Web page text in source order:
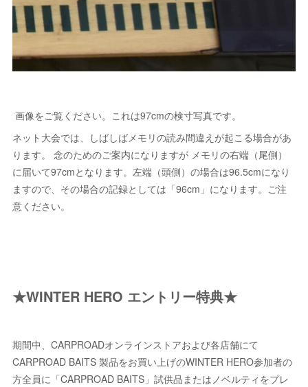
画像をご覧ください。これは97cmの検寸写真です。
ネット大会では、しばしばメモリの読み間違えが起こる場合があ
ります。 念のためのご案内になりますが メモリの右端（尾側）
に届いて97cmとなります。左端（頭側）の場合は96.5cmになり
ますので、その場合の記録としては「96cm」になります。ご注
意ください。
★WINTER HERO エントリー特典★
期間中、CARPROADオンラインストアおよび各店舗にて
CARPROAD BAITS 製品をお買い上げのWINTER HERO参加者の
方全員に「CARPROAD BAITS」試供品またはノベルティをプレ